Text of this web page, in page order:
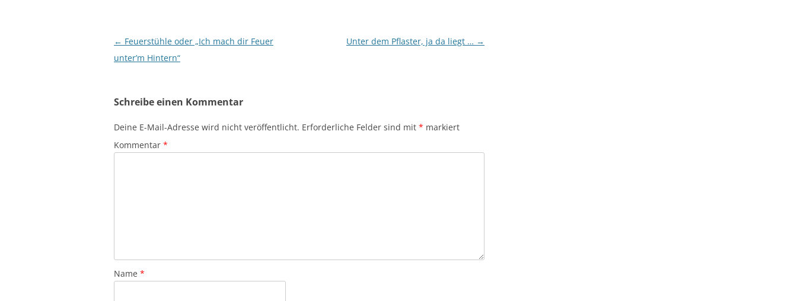
Beitragsnavigation
← Feuerstühle oder „Ich mach dir Feuer
unter’m Hintern“
Unter dem Pflaster, ja da liegt … →
Schreibe einen Kommentar
Deine E-Mail-Adresse wird nicht veröffentlicht. Erforderliche Felder sind mit * markiert
Kommentar *
Name *